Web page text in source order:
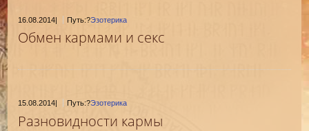
16.08.2014| Путь:?Эзотерика
Обмен кармами и секс
15.08.2014 Путь:?Эзотерика
Разновидности кармы